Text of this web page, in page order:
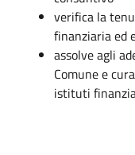
verifica la
finanziaria ed
assolve agli
Comune e
istituti